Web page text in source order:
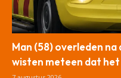
Man (58) overleden na
wisten meteen dat het